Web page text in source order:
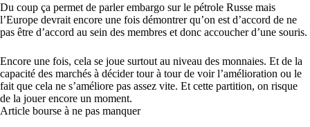
Du coup ça permet de parler embargo sur le pétrole Russe mais
l’Europe devrait encore une fois démontrer qu’on est d’accord de ne
pas être d’accord au sein des membres et donc accoucher d’une souris.
Encore une fois, cela se joue surtout au niveau des monnaies. Et de la
capacité des marchés à décider tour à tour de voir l’amélioration ou le
fait que cela ne s’améliore pas assez vite. Et cette partition, on risque
de la jouer encore un moment.
Article bourse à ne pas manquer